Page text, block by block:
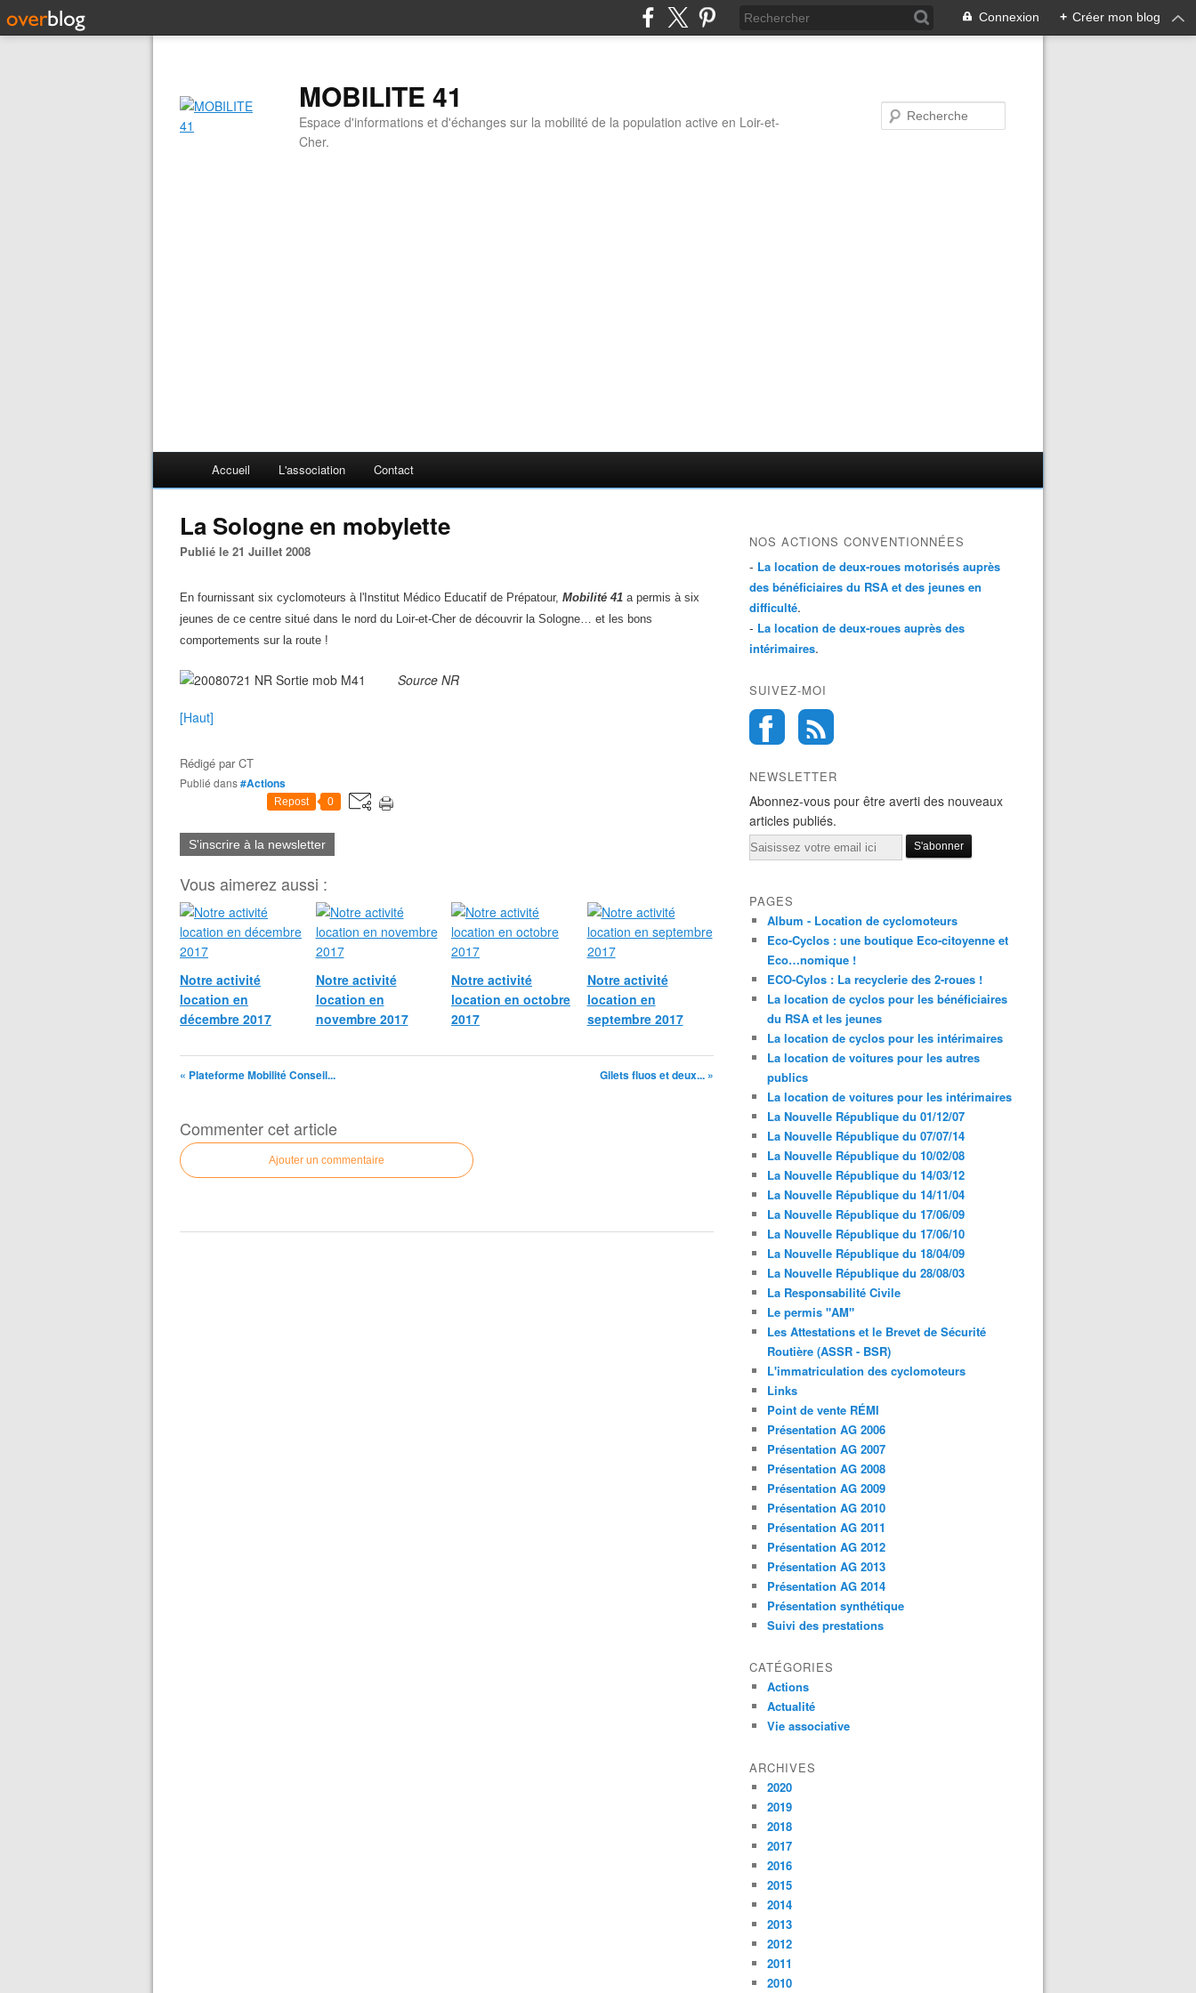
Connexion + Créer mon blog
MOBILITE 41
Espace d'informations et d'échanges sur la mobilité de la population active en Loir-et-
Cher.
Accueil L'association Contact
La Sologne en mobylette
Publié le 21 Juillet 2008
En fournissant six cyclomoteurs à l'Institut Médico Educatif de Prépatour, Mobilité 41 a permis à six
jeunes de ce centre situé dans le nord du Loir-et-Cher de découvrir la Sologne… et les bons
comportements sur la route !
Source NR
[Haut]
Rédigé parCT
Publié dans#Actions
Repost 0
S'inscrire à la newsletter
Vous aimerez aussi :
Notre activité
location en
décembre 2017
Notre activité
location en
novembre 2017
Notre activité
location en octobre
2017
Notre activité
location en
septembre 2017
« Plateforme Mobilité Conseil... Gilets fluos et deux... »
Commenter cet article
Ajouter un commentaire
NOS ACTIONS CONVENTIONNÉES
- La location de deux-roues motorisés auprès
des bénéficiaires du RSA et des jeunes en
difficulté.
- La location de deux-roues auprès des
intérimaires.
SUIVEZ-MOI
NEWSLETTER
Abonnez-vous pour être averti des nouveaux
articles publiés.
Email
PAGES
Album - Location de cyclomoteurs
Eco-Cyclos : une boutique Eco-citoyenne et
Eco…nomique !
ECO-Cylos : La recyclerie des 2-roues !
La location de cyclos pour les bénéficiaires
du RSA et les jeunes
La location de cyclos pour les intérimaires
La location de voitures pour les autres
publics
La location de voitures pour les intérimaires
La Nouvelle République du 01/12/07
La Nouvelle République du 07/07/14
La Nouvelle République du 10/02/08
La Nouvelle République du 14/03/12
La Nouvelle République du 14/11/04
La Nouvelle République du 17/06/09
La Nouvelle République du 17/06/10
La Nouvelle République du 18/04/09
La Nouvelle République du 28/08/03
La Responsabilité Civile
Le permis "AM"
Les Attestations et le Brevet de Sécurité
Routière (ASSR - BSR)
L'immatriculation des cyclomoteurs
Links
Point de vente RÉMI
Présentation AG 2006
Présentation AG 2007
Présentation AG 2008
Présentation AG 2009
Présentation AG 2010
Présentation AG 2011
Présentation AG 2012
Présentation AG 2013
Présentation AG 2014
Présentation synthétique
Suivi des prestations
CATÉGORIES
Actions
Actualité
Vie associative
ARCHIVES
2020
2019
2018
2017
2016
2015
2014
2013
2012
2011
2010